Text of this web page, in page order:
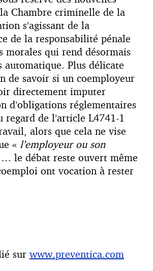
Chambre criminelle de la
s’agissant de la
de la responsabilité pénale
morales qui rend désormais
automatique. Plus délicate
de savoir si un coemployeur
directement imputer
d’obligations réglementaires
regard de l’article L4741-1
alors que cela ne vise
« l’employeur ou son
le débat reste ouvert même
ont vocation à rester
sur www.preventica.com